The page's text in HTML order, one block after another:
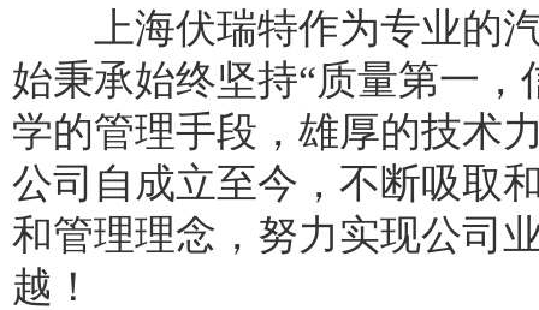
上海伏瑞特作为专业的汽
始秉承始终坚持“质量第一
学的管理手段，雄厚的技术
公司自成立至今，不断吸取
和管理理念，努力实现公司
越！